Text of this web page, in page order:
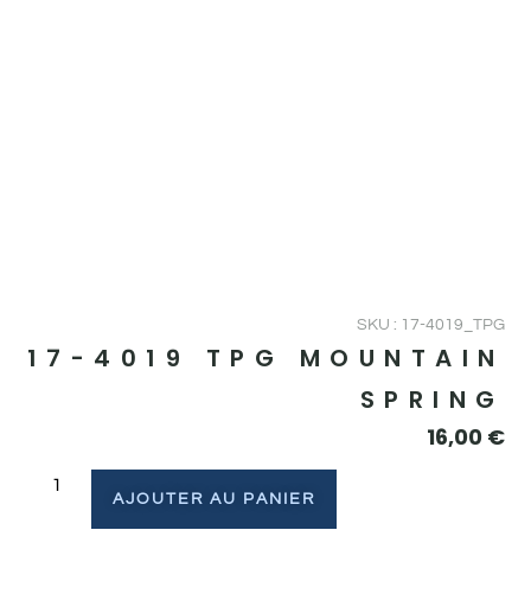
SKU : 17-4019_TPG
17-4019 TPG MOUNTAIN
SPRING
16,00 €
AJOUTER AU PANIER